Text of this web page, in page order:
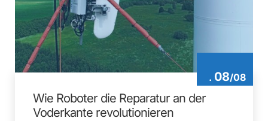
. 08/08
Wie Roboter die Reparatur an der
Voderkante revolutionieren